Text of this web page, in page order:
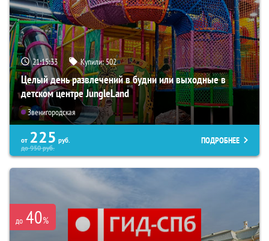
21:15:32 Купили:502
Целый день развлечений в будни или выходные в
детском центре JungleLand
Звенигородская
от 225 руб.
до950руб.
ПОДРОБНЕЕ
до 40%